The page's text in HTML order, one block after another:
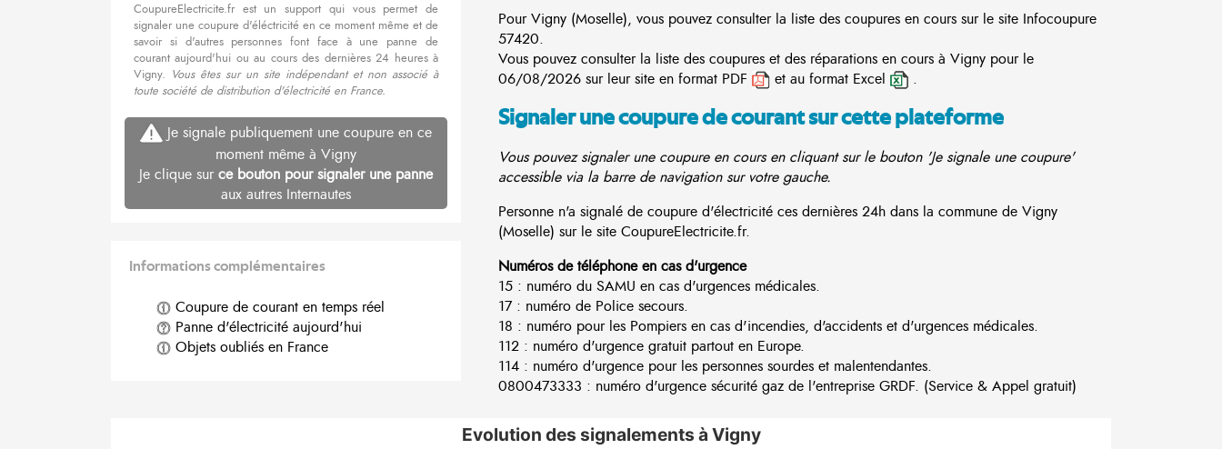
CoupureElectricite.fr est un support qui vous permet de
signaler une coupure d'éléctricité en ce moment même et de
savoir si d'autres personnes font face à une panne de
courant aujourd'hui ou au cours des dernières 24 heures à
Vigny. Vous êtes sur un site indépendant et non associé à
toute société de distribution d'électricité en France.
Je signale publiquement une coupure en ce
moment même à Vigny
Je clique sur ce bouton pour signaler une panne
aux autres Internautes
Informations complémentaires
Coupure de courant en temps réel
Panne d'électricité aujourd'hui
Objets oubliés en France
Pour Vigny (Moselle), vous pouvez consulter la liste des coupures en cours sur le site Infocoupure
57420.
Vous pouvez consulter la liste des coupures et des réparations en cours à Vigny pour le
06/08/2026 sur leur site en format PDF
et au format Excel .
Signaler une coupure de courant sur cette plateforme
Vous pouvez signaler une coupure en cours en cliquant sur le bouton 'Je signale une coupure'
accessible via la barre de navigation sur votre gauche.
Personne n'a signalé de coupure d'électricité ces dernières 24h dans la commune de Vigny
(Moselle) sur le site CoupureElectricite.fr.
Numéros de téléphone en cas d'urgence
15 : numéro du SAMU en cas d'urgences médicales.
17 : numéro de Police secours.
18 : numéro pour les Pompiers en cas d'incendies, d'accidents et d'urgences médicales.
112 : numéro d'urgence gratuit partout en Europe.
114 : numéro d'urgence pour les personnes sourdes et malentendantes.
0800473333 : numéro d'urgence sécurité gaz de l'entreprise GRDF. (Service & Appel gratuit)
Evolution des signalements à Vigny